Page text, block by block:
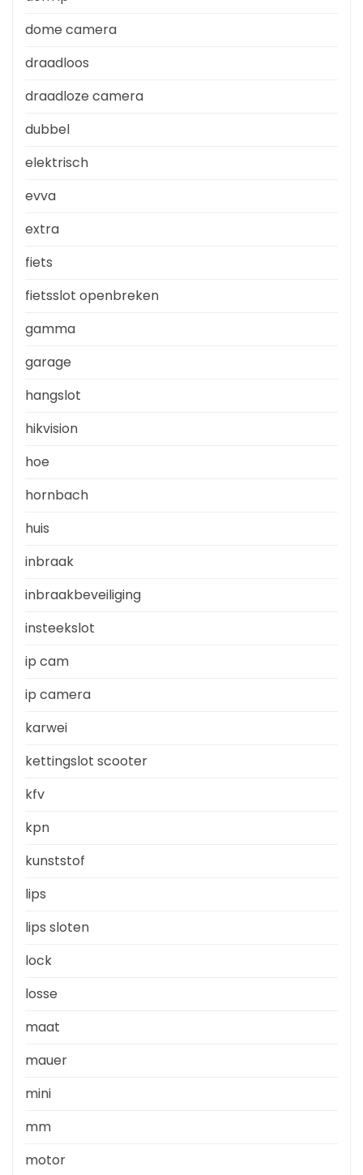
dome camera
draadloos
draadloze camera
dubbel
elektrisch
evva
extra
fiets
fietsslot openbreken
gamma
garage
hangslot
hikvision
hoe
hornbach
huis
inbraak
inbraakbeveiliging
insteekslot
ip cam
ip camera
karwei
kettingslot scooter
kfv
kpn
kunststof
lips
lips sloten
lock
losse
maat
mauer
mini
mm
motor